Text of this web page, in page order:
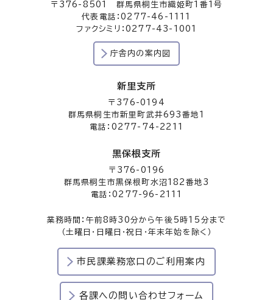
〒376-8501 群馬県桐生市織姫町1番1号
代表電話：0277-46-1111
ファクシミリ：0277-43-1001
庁舎内の案内図
新里支所
〒376-0194
群馬県桐生市新里町武井693番地1
電話：0277-74-2211
黒保根支所
〒376-0196
群馬県桐生市黒保根町水沼182番地3
電話：0277-96-2111
業務時間：午前8時30分から午後5時15分まで
（土曜日・日曜日・祝日・年末年始を除く）
市民課業務窓口のご利用案内
各課への問い合わせフォーム